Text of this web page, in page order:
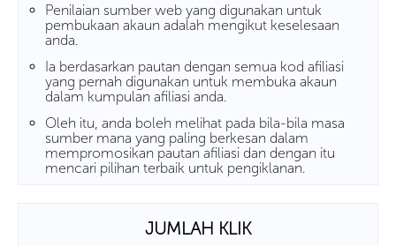
Penilaian sumber web yang digunakan untuk
pembukaan akaun adalah mengikut keselesaan
anda.
Ia berdasarkan pautan dengan semua kod afiliasi
yang pernah digunakan untuk membuka akaun
dalam kumpulan afiliasi anda.
Oleh itu, anda boleh melihat pada bila-bila masa
sumber mana yang paling berkesan dalam
mempromosikan pautan afiliasi dan dengan itu
mencari pilihan terbaik untuk pengiklanan.
JUMLAH KLIK